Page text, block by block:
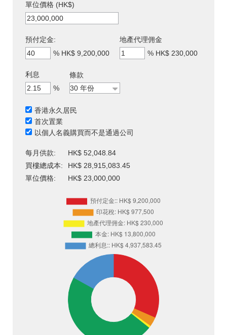
單位價格 (HK$)
預付定金:
% HK$ 9,200,000
地產代理佣金
% HK$ 230,000
利息
%
條款
香港永久居民
首次置業
以個人名義購買而不是通過公司
每月供款:
HK$ 52,048.84
買樓總成本:
HK$ 28,915,083.45
單位價格:
HK$ 23,000,000